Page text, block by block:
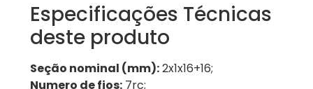
Especificações Técnicas
deste produto
Seção nominal (mm):2x1x16+16;
Numero de fios: 7rc;